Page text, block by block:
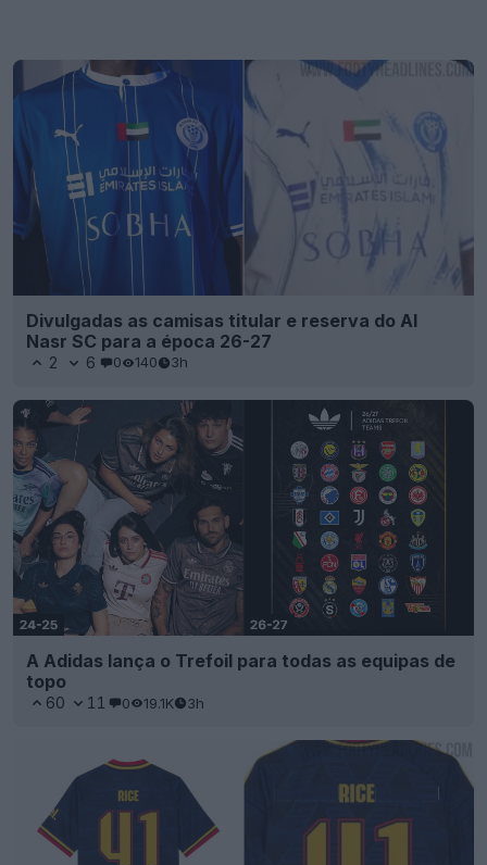
Divulgadas as camisas titular e reserva do Al
Nasr SC para a época 26-27
2 6 0 140 3h
A Adidas lança o Trefoil para todas as equipas de
topo
60 11 0 19.1K 3h